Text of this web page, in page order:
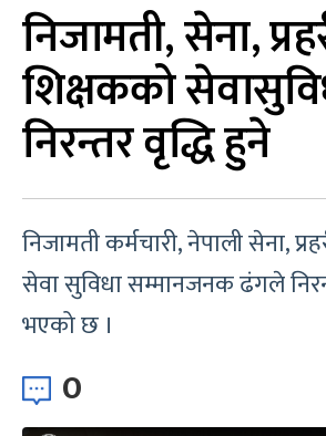
निजामती, सेना,
शिक्षकको
निरन्तर वृद्धि हुने
निजामती कर्मचारी, नेपाली सेना,
सेवा सुविधा सम्मानजनक ढंगले
भएको छ ।
0